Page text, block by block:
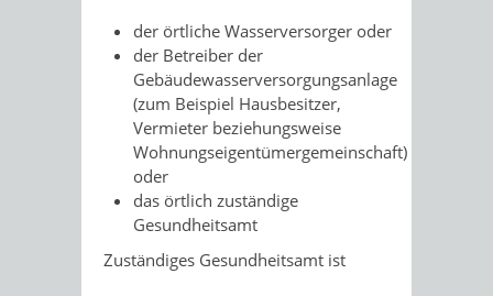
der örtliche Wasserversorger oder
der Betreiber der
Gebäudewasserversorgungsanlage
(zum Beispiel Hausbesitzer,
Vermieter beziehungsweise
Wohnungseigentümergemeinschaft)
oder
das örtlich zuständige
Gesundheitsamt
Zuständiges Gesundheitsamt ist